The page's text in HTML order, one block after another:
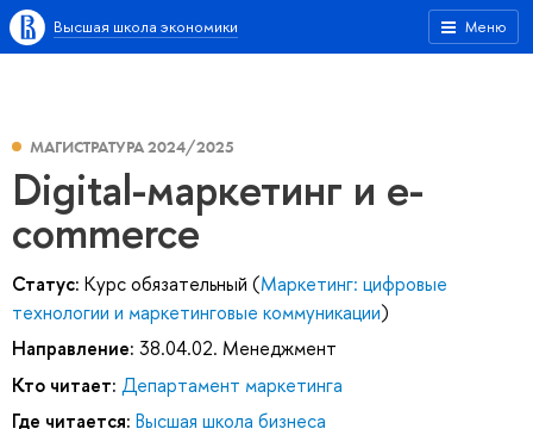
Меню
Высшая школа экономики
МАГИСТРАТУРА 2024/2025
Digital-маркетинг и e-
commerce
Статус: Курс обязательный (Маркетинг: цифровые
технологии и маркетинговые коммуникации)
Направление: 38.04.02. Менеджмент
Кто читает: Департамент маркетинга
Где читается: Высшая школа бизнеса